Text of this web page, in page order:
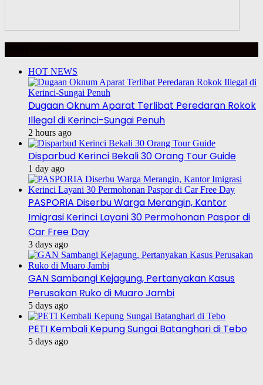
HOT NEWS
Dugaan Oknum Aparat Terlibat Peredaran Rokok
Illegal di Kerinci-Sungai Penuh
2 hours ago
Disparbud Kerinci Bekali 30 Orang Tour Guide
1 day ago
PASPORIA Diserbu Warga Merangin, Kantor
Imigrasi Kerinci Layani 30 Permohonan Paspor di
Car Free Day
3 days ago
GAN Sambangi Kejagung, Pertanyakan Kasus
Perusakan Ruko di Muaro Jambi
5 days ago
PETI Kembali Kepung Sungai Batanghari di Tebo
5 days ago